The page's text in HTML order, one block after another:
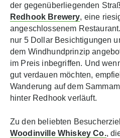
der gegenüberliegenden
Redhook Brewery, eine
angeschlossenem
nur 5 Dollar Besichtigungen
dem Windhundprinzip
im Preis inbegriffen. Und
gut verdauen möchten,
Wanderung auf dem
hinter Redhook verläuft.
Zu den beliebten
Woodinville Whiskey Co.,